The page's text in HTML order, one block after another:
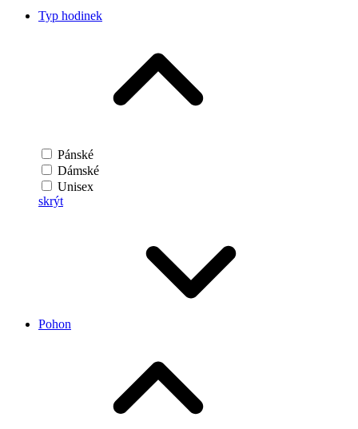
Typ hodinek
Pánské
Dámské
Unisex
skrýt
Pohon